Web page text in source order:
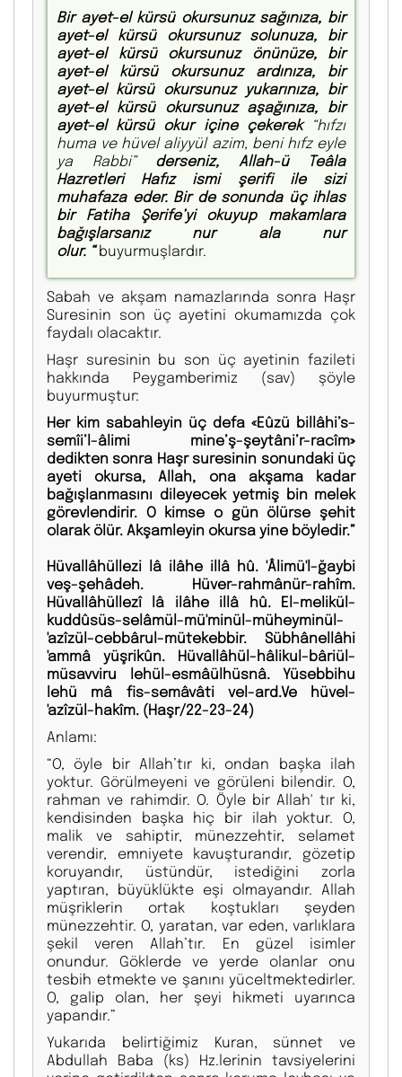
Bir ayet-el kürsü okursunuz sağınıza, bir
ayet-el kürsü okursunuz solunuza, bir
ayet-el kürsü okursunuz önünüze, bir
ayet-el kürsü okursunuz ardınıza, bir
ayet-el kürsü okursunuz yukarınıza, bir
ayet-el kürsü okursunuz aşağınıza, bir
ayet-el kürsü okur içine çekerek “hıfzı
huma ve hüvel aliyyül azim, beni hıfz eyle
ya Rabbi” derseniz, Allah-ü Teâla
Hazretleri Hafız ismi şerifi ile sizi
muhafaza eder. Bir de sonunda üç ihlas
bir Fatiha Şerife’yi okuyup makamlara
bağışlarsanız nur ala nur
olur. “buyurmuşlardır.
Sabah ve akşam namazlarında sonra Haşr
Suresinin son üç ayetini okumamızda çok
faydalı olacaktır.
Haşr suresinin bu son üç ayetinin fazileti
hakkında Peygamberimiz (sav) şöyle
buyurmuştur:
Her kim sabahleyin üç defa «Eûzü billâhi’s-
semîi’l-âlimi mine’ş-şeytâni’r-racîm»
dedikten sonra Haşr suresinin sonundaki üç
ayeti okursa, Allah, ona akşama kadar
bağışlanmasını dileyecek yetmiş bin melek
görevlendirir. O kimse o gün ölürse şehit
olarak ölür. Akşamleyin okursa yine böyledir.”
Hüvallâhüllezi lâ ilâhe illâ hû. 'Âlimü'l-ğaybi
veş-şehâdeh. Hüver-rahmânür-rahîm.
Hüvallâhüllezî lâ ilâhe illâ hû. El-melikül-
kuddûsüs-selâmül-mü'minül-müheyminül-
'azîzül-cebbârul-mütekebbir. Sübhânellâhi
'ammâ yüşrikûn. Hüvallâhül-hâlikul-bâriül-
müsavviru lehül-esmâülhüsnâ. Yüsebbihu
lehü mâ fis-semâvâti vel-ard.Ve hüvel-
'azîzül-hakîm. (Haşr/22-23-24)
Anlamı:
“O, öyle bir Allah’tır ki, ondan başka ilah
yoktur. Görülmeyeni ve görüleni bilendir. O,
rahman ve rahimdir. O. Öyle bir Allah' tır ki,
kendisinden başka hiç bir ilah yoktur. O,
malik ve sahiptir, münezzehtir, selamet
verendir, emniyete kavuşturandır, gözetip
koruyandır, üstündür, istediğini zorla
yaptıran, büyüklükte eşi olmayandır. Allah
müşriklerin ortak koştukları şeyden
münezzehtir. O, yaratan, var eden, varlıklara
şekil veren Allah’tır. En güzel isimler
onundur. Göklerde ve yerde olanlar onu
tesbih etmekte ve şanını yüceltmektedirler.
O, galip olan, her şeyi hikmeti uyarınca
yapandır.”
Yukarıda belirtiğimiz Kuran, sünnet ve
Abdullah Baba (ks) Hz.lerinin tavsiyelerini